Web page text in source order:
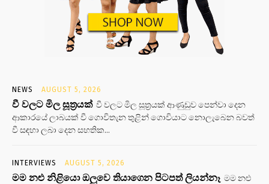
NEWS AUGUST 5, 2026
වී වලට මිල සූත්‍රයක් වී වලට මිල සූත්‍රයක් ආණුඩුව පෙන්වා දෙන
ආකාරයේ ලාබයක් වී ගොවිතැන තුළින් ගොවියාට නොලැබෙන බවත්
වී සඳහා ලබා දෙන සහතික...
INTERVIEWS AUGUST 5, 2026
මම නළු නිළියො ඔලුවෙ තියාගෙන පිටපත් ලියන්නෑ මම නළු